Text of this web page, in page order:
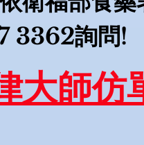
3362詢問!
大師仿